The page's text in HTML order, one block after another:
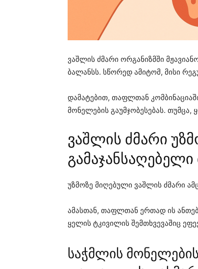
ვაშლის ძმარი ორგანიზმში
ბალანსს. სწორედ ამიტომ, მისი
დამატებით, თაფლთან
მონელების გაუმჯობესებას.
ვაშლის ძმარი
უზმოზე მიღებული ვაშლის ძმარი
ამასთან, თაფლთან ერთად ის
ყელის ტკივილის შემთხვევაშიც
საჭმლის